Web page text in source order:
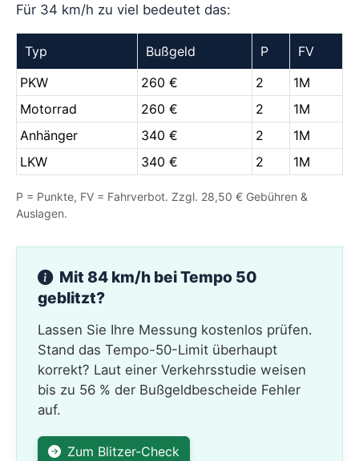
Für 34 km/h zu viel bedeutet das:
Typ Bußgeld P
FV
PKW
260 € 2
1M
Motorrad
260 € 2
1M
Anhänger
340 € 2
1M
LKW
340 € 2 1M
P = Punkte, FV = Fahrverbot. Zzgl. 28,50 € Gebühren &
Auslagen.
Mit 84 km/h bei Tempo 50
geblitzt?
Lassen Sie Ihre Messung kostenlos prüfen.
Stand das Tempo-50-Limit überhaupt
korrekt? Laut einer Verkehrsstudie weisen
bis zu 56 % der Bußgeldbescheide Fehler
auf.
Zum Blitzer-Check